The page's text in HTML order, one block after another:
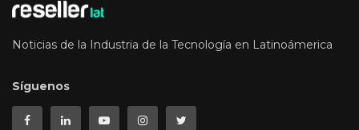
Noticias de la Industria de la Tecnología en Latinoámerica
Síguenos